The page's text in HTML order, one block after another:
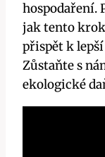
hospodaření.
jak tento
přispět k
Zůstaňte s
ekologické